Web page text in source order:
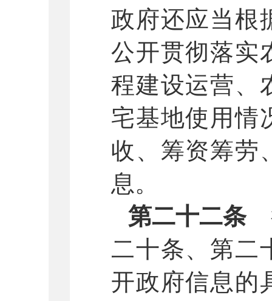
政府还应当根
公开贯彻落实
程建设运营、
宅基地使用情
收、筹资筹劳
息。
第二十二条
二十条、第二
开政府信息的